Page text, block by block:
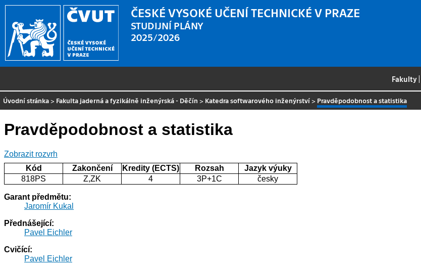
ČESKÉ VYSOKÉ UČENÍ TECHNICKÉ V PRAZE
STUDIJNÍ PLÁNY
2025/2026
Fakulty
Úvodní stránka > Fakulta jaderná a fyzikálně inženýrská - Děčín > Katedra softwarového inženýrství > Pravděpodobnost a statistika
Pravděpodobnost a statistika
Zobrazit rozvrh
Kód
Zakončení Kredity (ECTS) Rozsah
Jazyk výuky
818PS
Z,ZK 4 3P+1C česky
Garant předmětu:
Jaromír Kukal
Přednášející:
Pavel Eichler
Cvičící:
Pavel Eichler